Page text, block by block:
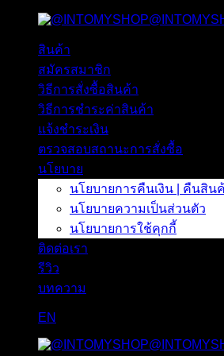
เนื้อหา
สินค้า
สมัครสมาชิก
วิธีการสั่งซื้อสินค้า
วิธีการชำระค่าสินค้า
แจ้งชำระเงิน
ตรวจสอบสถานะการสั่งซื้อ
นโยบาย
นโยบายการคืนเงิน | คืนสิน
นโยบายความเป็นส่วนตัว
นโยบายการใช้คุกกี้
ติดต่อเรา
รีวิว
บทความ
EN